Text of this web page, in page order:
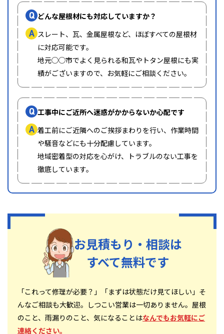
Q どんな屋根材にも対応していますか？
A スレート、瓦、金属屋根など、ほぼすべての屋根材
に対応可能です。
地元◯◯市でよく見られる和瓦やトタン屋根にも実
績がございますので、お気軽にご相談ください。
Q 工事中にご近所へ迷惑がかからないか心配です
A 着工前にご近隣へのご挨拶まわりを行い、作業時間
や騒音などにも十分配慮しています。
地域密着型の対応を心がけ、トラブルのない工事を
徹底しています。
お見積もり・相談は
すべて無料です
「これって修理が必要？」「まずは状態だけ見てほしい」そ
んなご相談も大歓迎。しつこい営業は一切ありません。屋根
のこと、雨漏りのこと、気になることはなんでもお気軽にご
連絡ください。